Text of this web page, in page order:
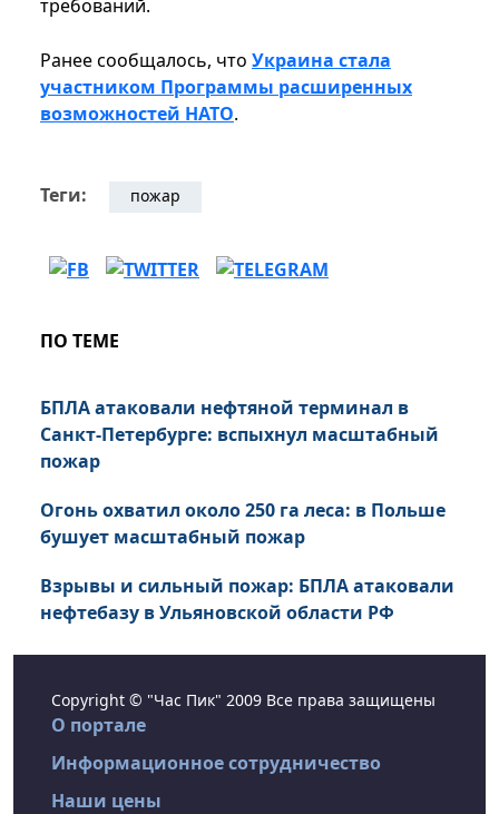
требований.
Ранее сообщалось, что Украина стала
участником Программы расширенных
возможностей НАТО.
Теги: пожар
ПО ТЕМЕ
БПЛА атаковали нефтяной терминал в
Санкт-Петербурге: вспыхнул масштабный
пожар
Огонь охватил около 250 га леса: в Польше
бушует масштабный пожар
Взрывы и сильный пожар: БПЛА атаковали
нефтебазу в Ульяновской области РФ
Copyright © "Час Пик" 2009 Все права защищены
О портале
Информационное сотрудничество
Наши цены